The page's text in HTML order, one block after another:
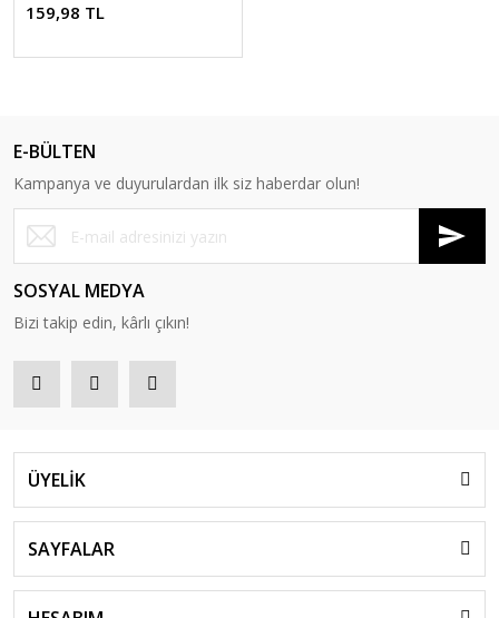
159,98 TL
E-BÜLTEN
Kampanya ve duyurulardan ilk siz haberdar olun!
SOSYAL MEDYA
Bizi takip edin, kârlı çıkın!
ÜYELİK
SAYFALAR